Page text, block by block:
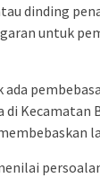
dinding
untuk
Kecamatan